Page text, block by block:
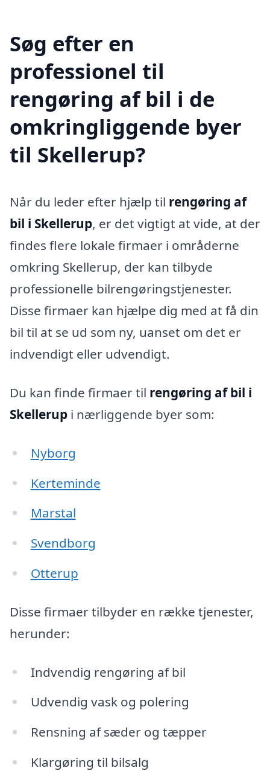
Søg efter en
professionel til
rengøring af bil i de
omkringliggende byer
til Skellerup?
Når du leder efter hjælp til rengøring af
bil i Skellerup, er det vigtigt at vide, at der
findes flere lokale firmaer i områderne
omkring Skellerup, der kan tilbyde
professionelle bilrengøringstjenester.
Disse firmaer kan hjælpe dig med at få din
bil til at se ud som ny, uanset om det er
indvendigt eller udvendigt.
Du kan finde firmaer til rengøring af bil i
Skellerup i nærliggende byer som:
Nyborg
Kerteminde
Marstal
Svendborg
Otterup
Disse firmaer tilbyder en række tjenester,
herunder:
Indvendig rengøring af bil
Udvendig vask og polering
Rensning af sæder og tæpper
Klargøring til bilsalg